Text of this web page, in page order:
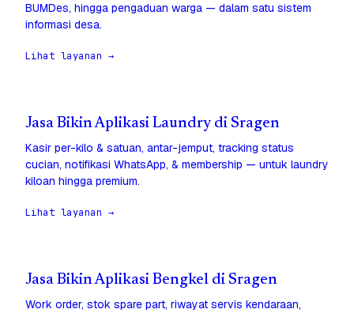
BUMDes, hingga pengaduan warga — dalam satu sistem
informasi desa.
Lihat layanan →
Jasa Bikin Aplikasi Laundry di Sragen
Kasir per-kilo & satuan, antar-jemput, tracking status
cucian, notifikasi WhatsApp, & membership — untuk laundry
kiloan hingga premium.
Lihat layanan →
Jasa Bikin Aplikasi Bengkel di Sragen
Work order, stok spare part, riwayat servis kendaraan,